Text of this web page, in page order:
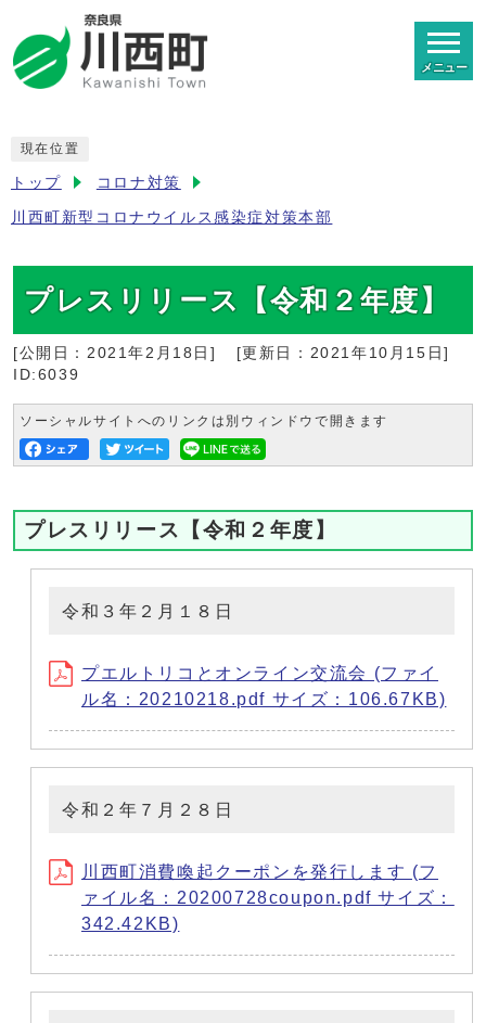
メニュー
現在位置
トップ コロナ対策
川西町新型コロナウイルス感染症対策本部
プレスリリース【令和２年度】
[公開日： 2021年2月18日 ] [更新日： 2021年10月15日]
ID:6039
ソーシャルサイトへのリンクは別ウィンドウで開きます
プレスリリース【令和２年度】
令和３年２月１８日
プエルトリコとオンライン交流会 (ファイ
ル名：20210218.pdf サイズ：106.67KB)
令和２年７月２８日
川西町消費喚起クーポンを発行します (フ
ァイル名：20200728coupon.pdf サイズ：
342.42KB)